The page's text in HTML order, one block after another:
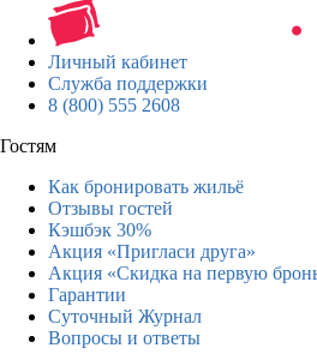
Личный кабинет
Служба поддержки
8 (800) 555 2608
Гостям
Как бронировать жильё
Отзывы гостей
Кэшбэк 30%
Акция «Пригласи друга»
Акция «Скидка на первую
Гарантии
Суточный Журнал
Вопросы и ответы